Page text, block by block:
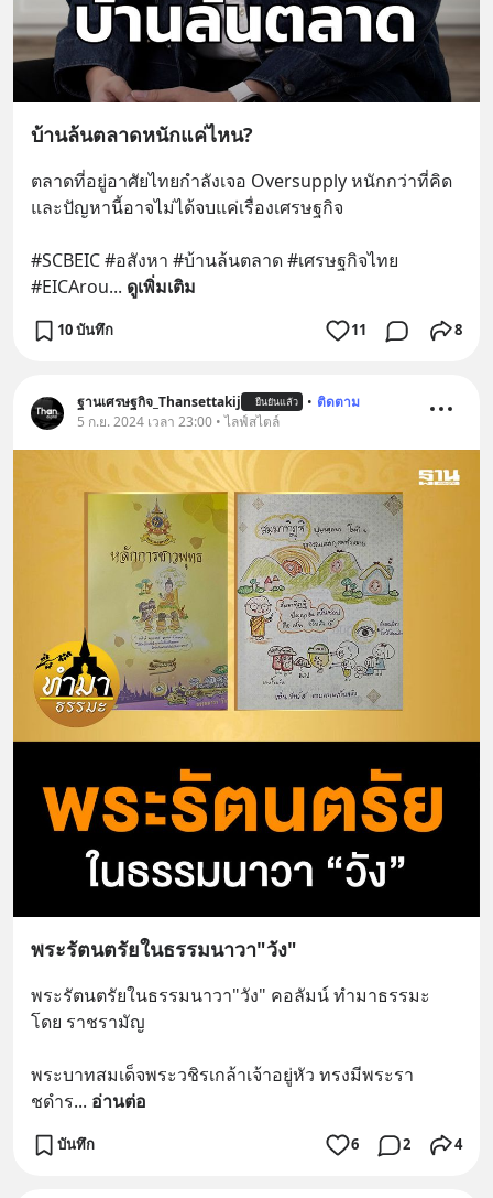
บ้านล้นตลาดหนักแค่ไหน?
ตลาดที่อยู่อาศัยไทยกำลังเจอ Oversupply หนักกว่าที่คิด
และปัญหานี้อาจไม่ได้จบแค่เรื่องเศรษฐกิจ
#SCBEIC #อสังหา #บ้านล้นตลาด #เศรษฐกิจไทย
#EICArou... ดูเพิ่มเติม
10 บันทึก 11 8
ฐานเศรษฐกิจ_Thansettakij ยืนยันแล้ว • ติดตาม
5 ก.ย. 2024 เวลา 23:00 • ไลฟ์สไตล์
พระรัตนตรัยในธรรมนาวา"วัง"
พระรัตนตรัยในธรรมนาวา"วัง" คอลัมน์ ทำมาธรรมะ
โดย ราชรามัญ
พระบาทสมเด็จพระวชิรเกล้าเจ้าอยู่หัว ทรงมีพระรา
ชดำร... อ่านต่อ
บันทึก 6 2 4